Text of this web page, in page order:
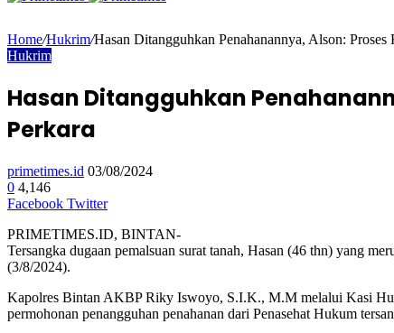
Home/Hukrim/Hasan Ditangguhkan Penahanannya, Alson:
Hukrim
Hasan Ditangguhkan
Perkara
primetimes.id 03/08/2024
0 4,146
Facebook TwitterGoogle+
WhatsApp
Telegram
PRIMETIMES.ID, BINTAN-
Tersangka dugaan pemalsuan surat tanah, Hasan (46 thn) yang
(3/8/2024).
Kapolres Bintan AKBP Riky Iswoyo, S.I.K., M.M melalui Kasi
permohonan penangguhan penahanan dari Penasehat Hukum